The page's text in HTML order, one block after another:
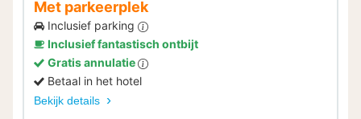
Met parkeerplek
Inclusief parking
Inclusief fantastisch ontbijt
Gratis annulatie
Betaal in het hotel
Bekijk details